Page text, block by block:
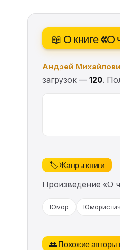
📖 О книге «О
Андрей
загрузок — 120.
🏷️ Жанры книги
Произведение «О
Юмор
👥 Похожие авторы